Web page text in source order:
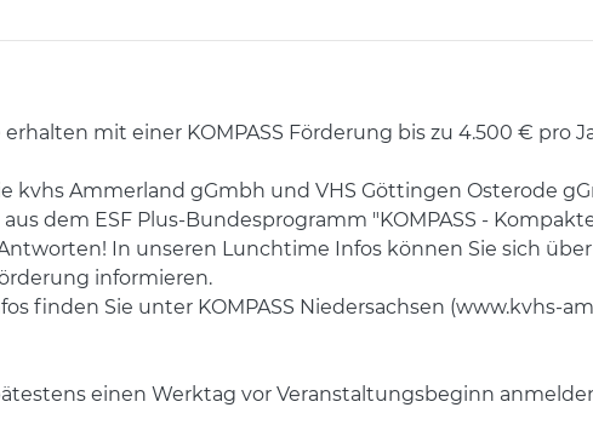
mit einer KOMPASS Förderung bis zu 4.500 € pro
kvhs Ammerland gGmbh und VHS Göttingen Osterode
dem ESF Plus-Bundesprogramm "KOMPASS -
In unseren Lunchtime Infos können Sie sich
informieren.
finden Sie unter KOMPASS Niedersachsen (www.kvhs-
einen Werktag vor Veranstaltungsbeginn